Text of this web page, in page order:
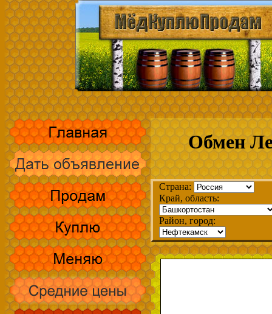
Обмен
Страна:
Край, область:
Район, город: